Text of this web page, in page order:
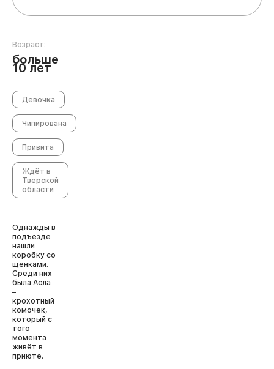
Возраст:
больше
10 лет
Девочка
Чипирована
Привита
Ждёт в
Тверской
области
Однажды в
подъезде
нашли
коробку со
щенками.
Среди них
была Асла
–
крохотный
комочек,
который с
того
момента
живёт в
приюте.